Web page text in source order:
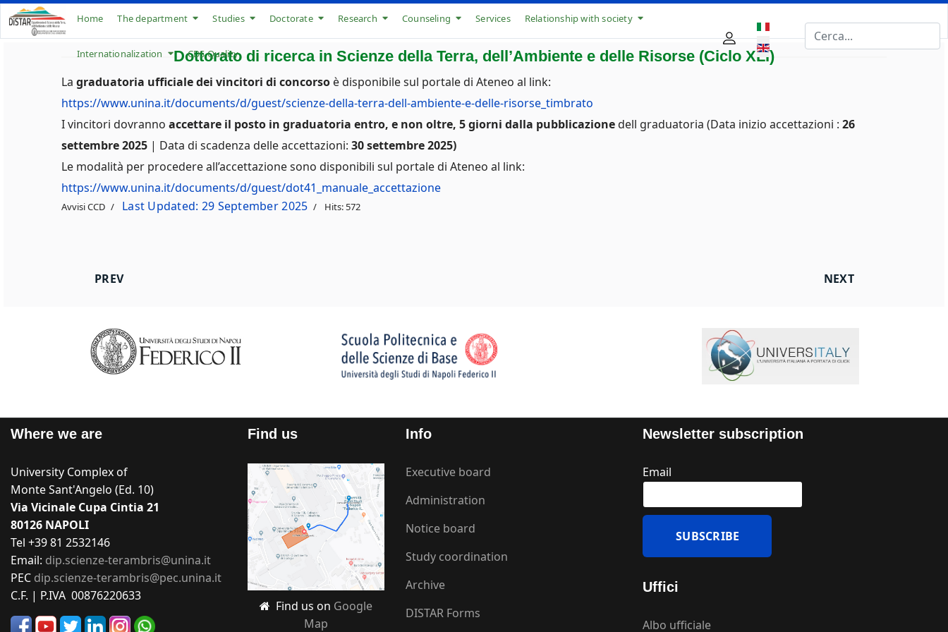
Home The department Studies Doctorate Research Counseling Services Relationship with society
Internationalization CDS Quality
Select your language
Dottorato di ricerca in Scienze della Terra, dell’Ambiente e delle Risorse (Ciclo XLI)
La graduatoria ufficiale dei vincitori di concorso è disponibile sul portale di Ateneo al link:
https://www.unina.it/documents/d/guest/scienze-della-terra-dell-ambiente-e-delle-risorse_timbrato
I vincitori dovranno accettare il posto in graduatoria entro, e non oltre, 5 giorni dalla pubblicazionedell graduatoria (Data inizio accettazioni : 26
settembre 2025 | Data di scadenza delle accettazioni: 30 settembre 2025)
Le modalità per procedere all’accettazione sono disponibili sul portale di Ateneo al link:
https://www.unina.it/documents/d/guest/dot41_manuale_accettazione
Avvisi CCD Last Updated: 29 September 2025 Hits: 572
PREVIOUS ARTICLE: SEMINARIO 2 OTTOBRE | DALLA FEDERICO II AI WESTERN AUSTRALIAN GOLDFIELDS: IL PERCORSO DI UNA GEOLOGA
PREV NEXT ARTICLE:
NEXT
Where we are
University Complex of
Monte Sant'Angelo (Ed. 10)
Via Vicinale Cupa Cintia 21
80126 NAPOLI
Tel +39 81 2532146
Email: dip.scienze-terambris@unina.it
PEC dip.scienze-terambris@pec.unina.it
C.F. | P.IVA 00876220633
Find us
Find us on Google
Map
Info
Executive board
Administration
Notice board
Study coordination
Archive
DISTAR Forms
Newsletter subscription
Email
Uffici
Albo ufficiale